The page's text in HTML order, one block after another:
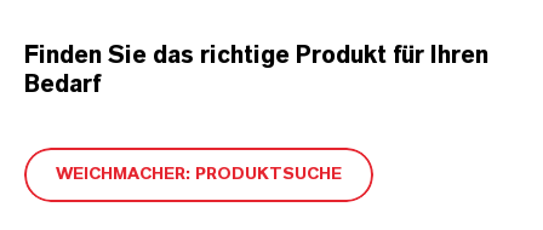
Finden Sie das richtige Produkt für Ihren
Bedarf
WEICHMACHER: PRODUKTSUCHE